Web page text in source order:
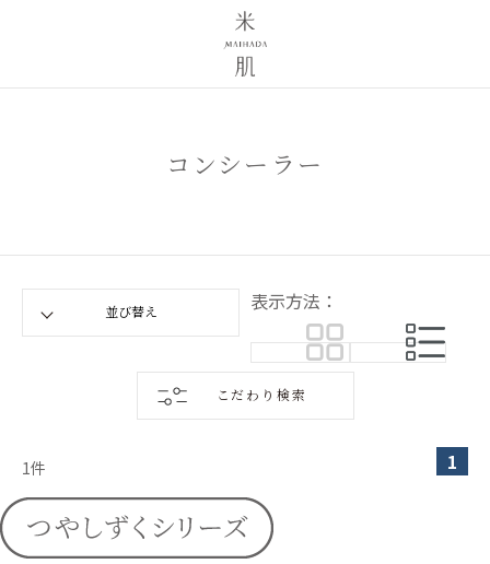
コンシーラー
表示方法：
こだわり検索
1件 1